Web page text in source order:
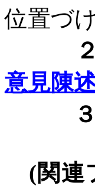
位置づ
２
意見陳
３
(関連